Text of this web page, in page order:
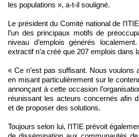
les populations », a-t-il souligné.
Le président du Comité national de
l’un des principaux motifs de
niveau d’emplois générés
extractif n’a créé que 207 emplois dans
« Ce n’est pas suffisant. Nous voulons
en misant particulièrement sur le
annonçant à cette occasion
réunissant les acteurs concernés afin
et de proposer des solutions.
Toujours selon lui, l’ITIE prévoit